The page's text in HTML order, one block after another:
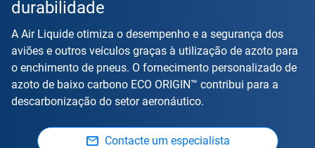
durabilidade
A Air Liquide otimiza o desempenho e a segurança dos
aviões e outros veículos graças à utilização de azoto para
o enchimento de pneus. O fornecimento personalizado de
azoto de baixo carbono ECO ORIGIN™ contribui para a
descarbonização do setor aeronáutico.
Contacte um especialista